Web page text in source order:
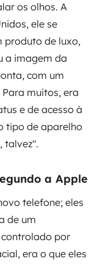
os olhos. A
ele se
produto de luxo,
a imagem da
com um
muitos, era
e de acesso à
tipo de aparelho
talvez".
a Apple
telefone; eles
de um
por
era o que eles